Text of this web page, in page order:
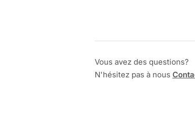
Vous avez des questions?
N'hésitez pas à nous